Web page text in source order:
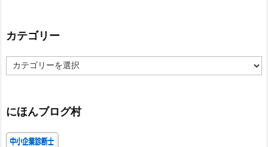
カテゴリー
テ
ー
にほんブログ村